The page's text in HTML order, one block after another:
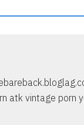
atk vintage porn